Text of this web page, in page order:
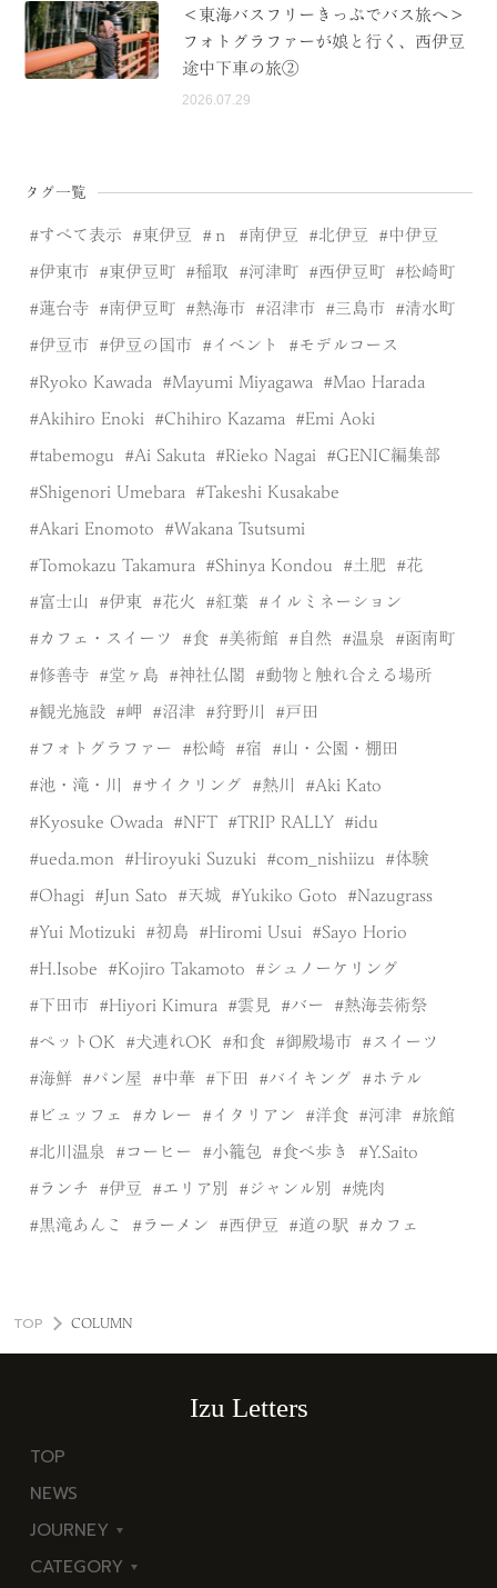
＜東海バスフリーきっぷでバス旅へ＞
フォトグラファーが娘と行く、西伊豆
途中下車の旅②
2026.07.29
タグ一覧
すべて表示 東伊豆 ｎ 南伊豆 北伊豆 中伊豆
伊東市 東伊豆町 稲取 河津町 西伊豆町 松崎町
蓮台寺 南伊豆町 熱海市 沼津市 三島市 清水町
伊豆市 伊豆の国市 イベント モデルコース
Ryoko Kawada Mayumi Miyagawa Mao Harada
Akihiro Enoki Chihiro Kazama Emi Aoki
tabemogu Ai Sakuta Rieko Nagai GENIC編集部
Shigenori Umebara Takeshi Kusakabe
Akari Enomoto Wakana Tsutsumi
Tomokazu Takamura Shinya Kondou 土肥 花
富士山 伊東 花火 紅葉 イルミネーション
カフェ・スイーツ 食 美術館 自然 温泉 函南町
修善寺 堂ヶ島 神社仏閣 動物と触れ合える場所
観光施設 岬 沼津 狩野川 戸田
フォトグラファー 松崎 宿 山・公園・棚田
池・滝・川 サイクリング 熱川 Aki Kato
Kyosuke Owada NFT TRIP RALLY idu
ueda.mon Hiroyuki Suzuki com_nishiizu 体験
Ohagi Jun Sato 天城 Yukiko Goto Nazugrass
Yui Motizuki 初島 Hiromi Usui Sayo Horio
H.Isobe Kojiro Takamoto シュノーケリング
下田市 Hiyori Kimura 雲見 バー 熱海芸術祭
ペットOK 犬連れOK 和食 御殿場市 スイーツ
海鮮 パン屋 中華 下田 バイキング ホテル
ビュッフェ カレー イタリアン 洋食 河津 旅館
北川温泉 コーヒー 小籠包 食べ歩き Y.Saito
ランチ 伊豆 エリア別 ジャンル別 焼肉
黒滝あんこ ラーメン 西伊豆 道の駅 カフェ
TOP COLUMN
Izu Letters
TOP
NEWS
JOURNEY
東
CATEGORY